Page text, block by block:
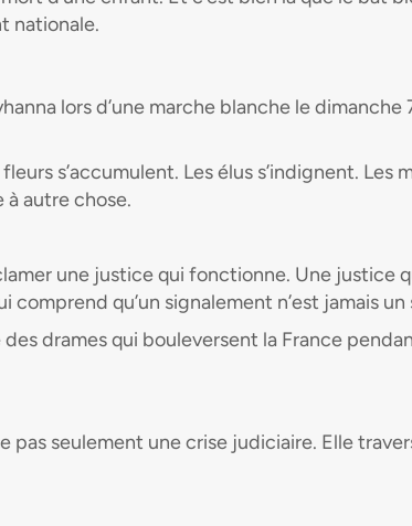
nationale.
lors d’une marche blanche le dimanche
s’accumulent. Les élus s’indignent.
à autre chose.
une justice qui fonctionne. Une justice
qu’un signalement n’est jamais
drames qui bouleversent la France
seulement une crise judiciaire. Elle